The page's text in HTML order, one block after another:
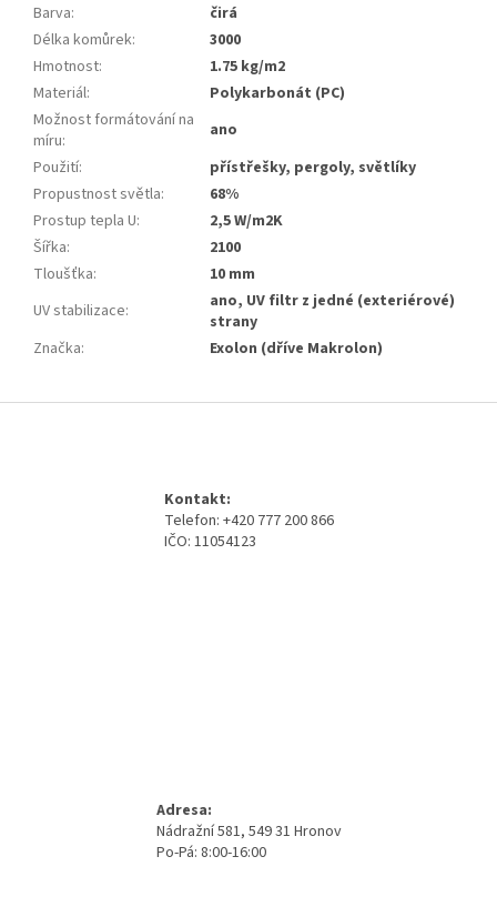
Barva:
čirá
Délka komůrek:
3000
Hmotnost:
1.75 kg/m2
Materiál:
Polykarbonát (PC)
Možnost formátování na
míru:
ano
Použití:
přístřešky, pergoly, světlíky
Propustnost světla:
68%
Prostup tepla U:
2,5 W/m2K
Šířka:
2100
Tloušťka:
10 mm
UV stabilizace:
ano, UV filtr z jedné (exteriérové)
strany
Značka: Exolon (dříve Makrolon)
Kontakt:
Telefon: +420 777 200 866
IČO: 11054123
Adresa:
Nádražní 581, 549 31 Hronov
Po-Pá: 8:00-16:00